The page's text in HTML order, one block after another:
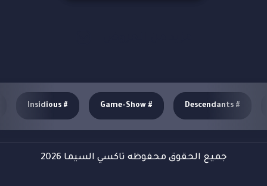
#
Descendants
#
Game-Show
#
Insidious
جميع الحقوق محفوظه تاكسي السيما 2026